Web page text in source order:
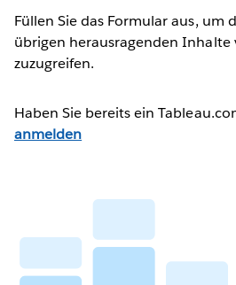
Füllen Sie das Formular aus, um
übrigen herausragenden Inhalte
zuzugreifen.
Haben Sie bereits ein
anmelden